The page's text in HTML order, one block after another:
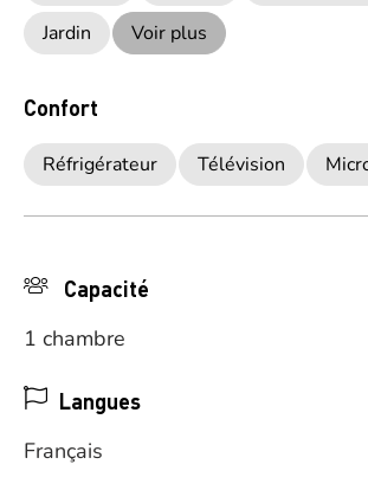
Jardin
Voir plus
Confort
Réfrigérateur Télévision
Capacité
1 chambre
Langues
Français